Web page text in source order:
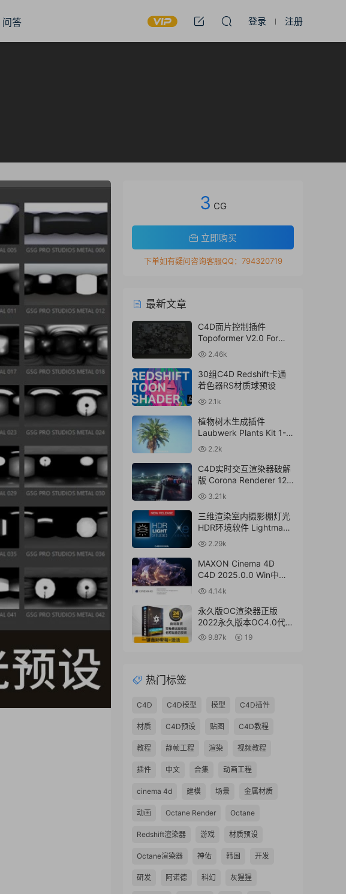
问答 登录 注册
3 CG
立即购买
下单如有疑问咨询客服QQ：794320719
最新文章
C4D面片控制插件
Topoformer V2.0 For
Cinema 4D R23 – 2024
Win/Mac
2.46k
30组C4D Redshift卡通
着色器RS材质球预设
2.1k
植物树木生成插件
Laubwerk Plants Kit 1-7
v1.0.50 For
C4D/MAX/Maya/Sketch
Up Win/Mac
2.2k
C4D实时交互渲染器破解
版 Corona Renderer 12.1
for Cinema 4D R17-
2024+离线材质预设库
3.21k
三维渲染室内摄影棚灯光
HDR环境软件 Lightmap
HDR Light Studio Xenon
V8.2.2.2024.0701 Win破
解版 + 接口插件
2.29k
MAXON Cinema 4D
C4D 2025.0.0 Win中文
版/英文版/破解版
4.14k
永久版OC渲染器正版
2022永久版本OC4.0代购
订阅注册C4D插件汉化双
9.87k 19
热门标签
C4D C4D模型 模型 C4D插件
材质 C4D预设 贴图 C4D教程
教程 静帧工程 渲染 视频教程
插件 中文 合集 动画工程
cinema 4d 建模 场景 金属材质
动画 Octane Render Octane
Redshift渲染器 游戏 材质预设
Octane渲染器 神佑 韩国 开发
研发 阿诺德 科幻 灰猩猩